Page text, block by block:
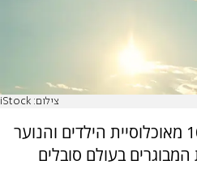
צילום: iStock
לפי הנתונים כיום, 7%-10% מאוכלוסיית הילדים והנוער
המבוגרים בעולם סובלים